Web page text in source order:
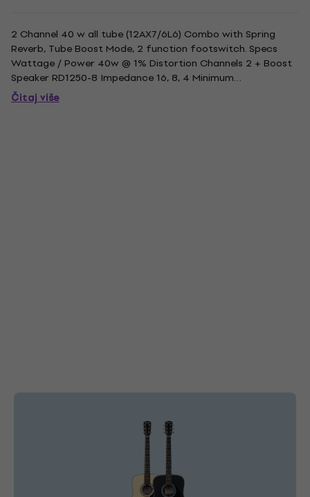
2 Channel 40 w all tube (12AX7/6L6) Combo with Spring
Reverb, Tube Boost Mode, 2 function footswitch. Specs
Wattage / Power 40w @ 1% Distortion Channels 2 + Boost
Speaker RD1250-8 Impedance 16, 8, 4 Minimum
FX/GATE/REVERB Spring Reverb FOOTSWITCH 2 Channels
and Boost (RF2T2C) Dimensions (LxWxH in mm)
Čitaj više